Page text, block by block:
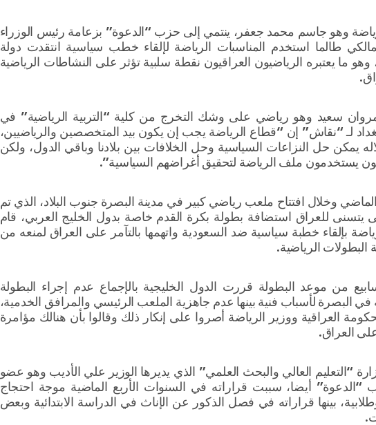
وهو جاسم محمد جعفر، ينتمي إلى حزب “الدعوة” بزعامة رئيس الوزراء
طالما استخدم المناسبات الرياضة لإلقاء خطب سياسية انتقدت دولة
وهو ما يعتبره الرياضيون العراقيون نقطة سلبية تؤثر على النشاطات الرياضية
سعيد وهو رياضي على وشك التخرج من كلية “التربية الرياضية” في
لـ “نقاش” إن “قطاع الرياضة يجب إن يكون بيد المتخصصين والرياضيين،
يمكن حل النزاعات السياسية وحل الخلافات بين بلادنا وباقي الدول، ولكن
يستخدمون ملف الرياضة لتحقيق أغراضهم السياسية”.
وخلال افتتاح ملعب رياضي كبير في مدينة البصرة جنوب البلاد، الذي تم
يتسنى للعراق استضافة بطولة بكرة القدم خاصة بدول الخليج العربي، قام
بإلقاء خطبة سياسية ضد السعودية واتهمها بالتآمر على العراق لمنعه من
البطولات الرياضية.
من موعد البطولة قررت الدول الخليجية بالإجماع عدم إجراء البطولة
في البصرة لأسباب فنية بينها عدم جاهزية الملعب الرئيسي والمرافق الخدمية،
العراقية ووزير الرياضة أصروا على إنكار ذلك وقالوا بأن هنالك مؤامرة
العراق.
“التعليم العالي والبحث العلمي” الذي يديرها الوزير علي الأديب وهو عضو
أيضا، سببت قراراته في السنوات الأربع الماضية موجة احتجاج
بينها قراراته في فصل الذكور عن الإناث في الدراسة الابتدائية وبعض